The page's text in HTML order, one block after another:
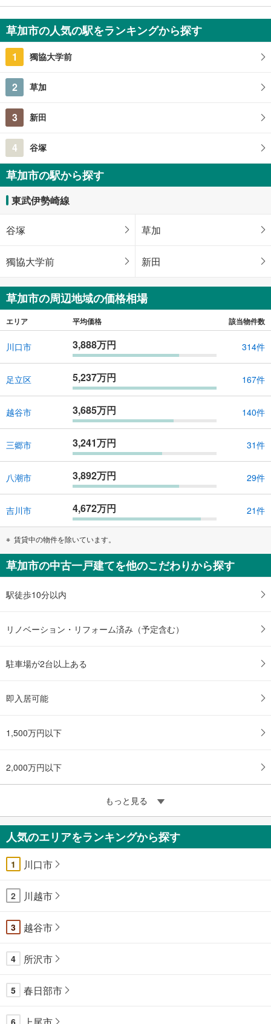
草加市清門2丁目
2,730万円
2SLDK
草加市の人気の駅をランキングから探す
1 獨協大学前
2 草加
3 新田
4 谷塚
草加市の駅から探す
東武伊勢崎線
谷塚 草加
獨協大学前 新田
草加市の周辺地域の価格相場
エリア 平均価格 該当物件数
川口市 3,888万円 314件
足立区 5,237万円 167件
越谷市 3,685万円 140件
三郷市 3,241万円 31件
八潮市 3,892万円 29件
吉川市 4,672万円 21件
賃貸中の物件を除いています。
草加市の中古一戸建てを他のこだわりから探す
駅徒歩10分以内
リノベーション・リフォーム済み（予定含む）
駐車場が2台以上ある
即入居可能
1,500万円以下
2,000万円以下
もっと見る
人気のエリアをランキングから探す
1 川口市
2 川越市
3 越谷市
4 所沢市
5 春日部市